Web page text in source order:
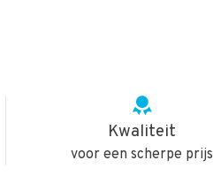
Kwaliteit
voor een scherpe prijs